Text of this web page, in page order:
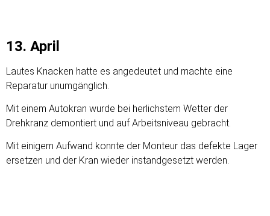
13. April
Lautes Knacken hatte es angedeutet und machte eine
Reparatur unumgänglich.
Mit einem Autokran wurde bei herlichstem Wetter der
Drehkranz demontiert und auf Arbeitsniveau gebracht.
Mit einigem Aufwand konnte der Monteur das defekte Lager
ersetzen und der Kran wieder instandgesetzt werden.